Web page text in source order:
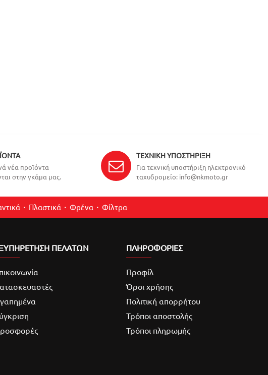
νέα προϊόντα
στην γκάμα μας.
ΤΕΧΝΙΚΉ ΥΠΟΣΤΉΡΙΞΗ
Για τεχνική υποστήριξη ηλεκτρονικό
ταχυδρομείο: info@nkmoto.gr
Πλαστικά Φρένα Φίλτρα
ΠΕΛΑΤΩΝ ΠΛΗΡΟΦΟΡΙΕΣ
Προφίλ
Όροι χρήσης
Πολιτική απορρήτου
Τρόποι αποστολής
Τρόποι πληρωμής